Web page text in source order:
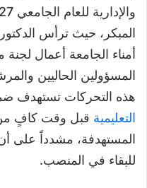
المبكر، حيث ترأس
أمناء الجامعة أعمال
المسؤولين الحاليين
هذه التحركات تستهدف
التعليمية قبل وقت كافٍ من
المستهدفة، مشدداً على أن
للبقاء في المنصب.